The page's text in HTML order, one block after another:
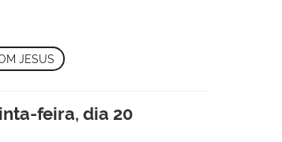
JESUS
feira, dia 20